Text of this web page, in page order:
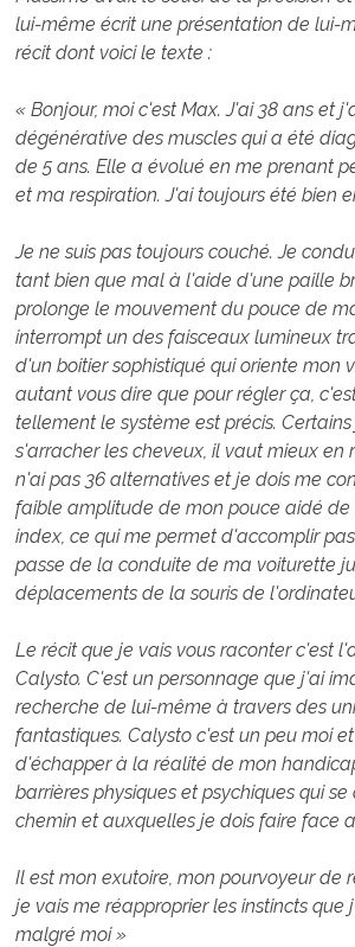
lui-même écrit une présentation de lui-
récit dont voici le texte :
« Bonjour, moi c'est Max. J'ai 38 ans et
dégénérative des muscles qui a été
de 5 ans. Elle a évolué en me prenant
et ma respiration. J'ai toujours été bien
Je ne suis pas toujours couché. Je
tant bien que mal à l'aide d'une paille
prolonge le mouvement du pouce de
interrompt un des faisceaux lumineux
d'un boitier sophistiqué qui oriente mon
autant vous dire que pour régler ça,
tellement le système est précis.
s'arracher les cheveux, il vaut mieux en
n'ai pas 36 alternatives et je dois me
faible amplitude de mon pouce aidé de
index, ce qui me permet d'accomplir
passe de la conduite de ma voiturette
déplacements de la souris de
Le récit que je vais vous raconter c'est
Calysto. C'est un personnage que j'ai
recherche de lui-même à travers des
fantastiques. Calysto c'est un peu moi
d'échapper à la réalité de mon
barrières physiques et psychiques qui
chemin et auxquelles je dois faire face
Il est mon exutoire, mon pourvoyeur de
je vais me réapproprier les instincts que
malgré moi »